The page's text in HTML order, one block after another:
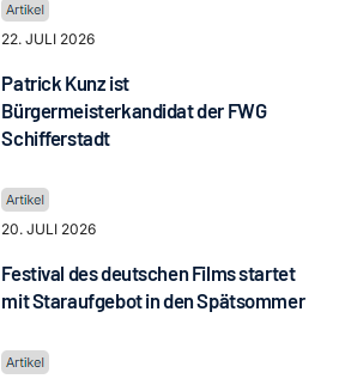
22. JULI 2026
Patrick Kunz ist
Bürgermeisterkandidat der FWG
Schifferstadt
20. JULI 2026
Festival des deutschen Films startet
mit Staraufgebot in den Spätsommer